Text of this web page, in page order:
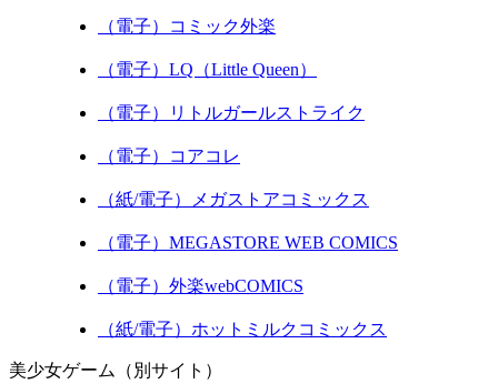
（電子）コミック外楽
（電子）LQ（Little Queen）
（電子）リトルガールストライク
（電子）コアコレ
（紙/電子）メガストアコミックス
（電子）MEGASTORE WEB COMICS
（電子）外楽webCOMICS
（紙/電子）ホットミルクコミックス
美少女ゲーム（別サイト）